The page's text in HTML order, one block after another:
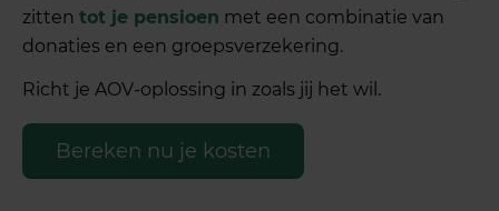
zittentot je pensioen met een combinatie van
donaties en een groepsverzekering.
Richt je AOV-oplossing in zoals jij het wil.
Bereken nu je kosten